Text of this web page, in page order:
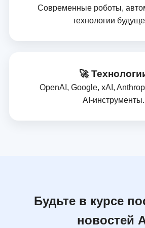
Современные роботы,
технологии
🚀
OpenAI, Google, xAI,
AI‑инструменты.
Будьте в курсе
новостей